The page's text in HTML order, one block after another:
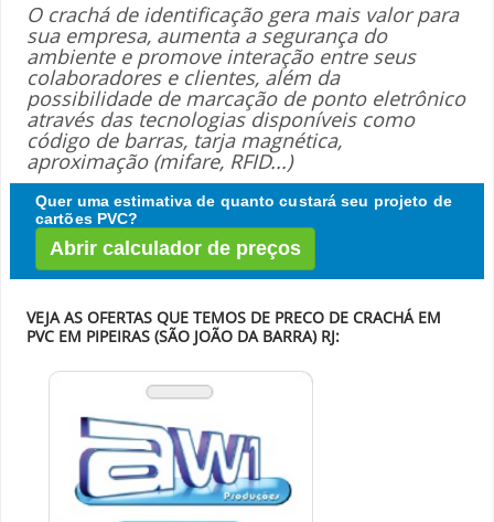
O crachá de identificação gera mais valor para
sua empresa, aumenta a segurança do
ambiente e promove interação entre seus
colaboradores e clientes, além da
possibilidade de marcação de ponto eletrônico
através das tecnologias disponíveis como
código de barras, tarja magnética,
aproximação (mifare, RFID...)
Quer uma estimativa de quanto custará seu projeto de
cartões PVC?
Abrir calculador de preços
VEJA AS OFERTAS QUE TEMOS DE PRECO DE CRACHÁ EM
PVC EM PIPEIRAS (SÃO JOÃO DA BARRA) RJ: